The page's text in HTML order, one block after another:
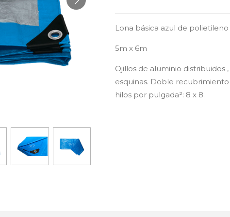
Lona básica azul de
5m x 6m
Ojillos de aluminio distribuidos
esquinas. Doble
hilos por pulgada²: 8 x 8.